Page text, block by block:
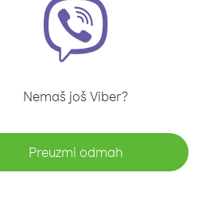
Nemaš još Viber?
Preuzmi odmah